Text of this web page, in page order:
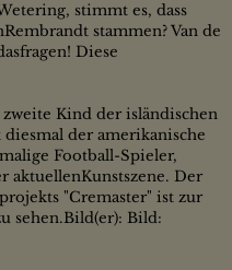
stimmt es, dass
stammen? Van de
Diese
zweite Kind der isländischen
der amerikanische
Football-Spieler,
aktuellenKunstszene. Der
"Cremaster" ist zur
sehen.Bild(er): Bild: